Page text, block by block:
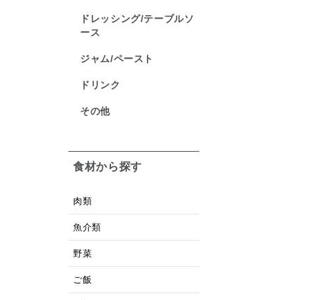
ドレッシング/テーブルソ
ース
ジャム/ペースト
ドリンク
その他
食材から探す
肉類
魚介類
野菜
ご飯